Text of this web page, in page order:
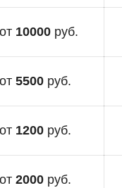
от 10000 руб.
от 5500 руб.
от 1200 руб.
от 2000 руб.